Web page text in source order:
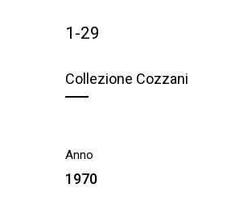
1-29
Collezione Cozzani
Anno
1970